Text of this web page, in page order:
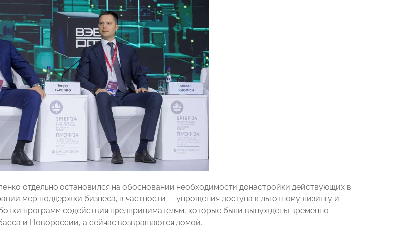
отдельно остановился на обосновании необходимости донастройки действующих в
мер поддержки бизнеса, в частности — упрощения доступа к льготному лизингу и
программ содействия предпринимателям, которые были вынуждены временно
и Новороссии, а сейчас возвращаются домой.